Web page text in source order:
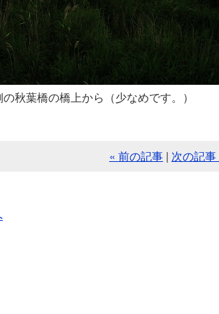
秋葉橋の橋上から（少なめです。）
« 前の記事 | 次の記事